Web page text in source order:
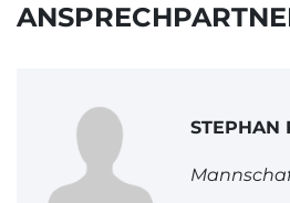
STEPHAN